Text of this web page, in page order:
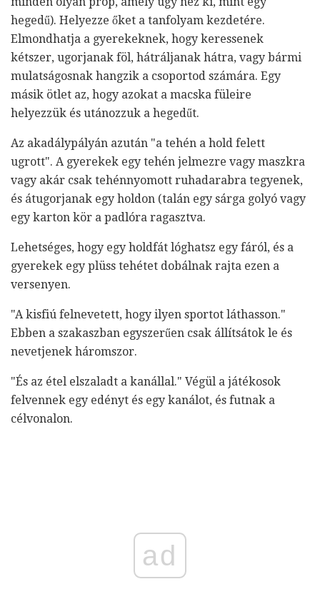
hegedű). Helyezze őket a tanfolyam kezdetére.
Elmondhatja a gyerekeknek, hogy keressenek
kétszer, ugorjanak föl, hátráljanak hátra, vagy bármi
mulatságosnak hangzik a csoportod számára. Egy
másik ötlet az, hogy azokat a macska füleire
helyezzük és utánozzuk a hegedűt.
Az akadálypályán azután "a tehén a hold felett
ugrott". A gyerekek egy tehén jelmezre vagy maszkra
vagy akár csak tehénnyomott ruhadarabra tegyenek,
és átugorjanak egy holdon (talán egy sárga golyó vagy
egy karton kör a padlóra ragasztva.
Lehetséges, hogy egy holdfát lóghatsz egy fáról, és a
gyerekek egy plüss tehétet dobálnak rajta ezen a
versenyen.
"A kisfiú felnevetett, hogy ilyen sportot láthasson."
Ebben a szakaszban egyszerűen csak állítsátok le és
nevetjenek háromszor.
"És az étel elszaladt a kanállal." Végül a játékosok
felvennek egy edényt és egy kanálot, és futnak a
célvonalon.
ad